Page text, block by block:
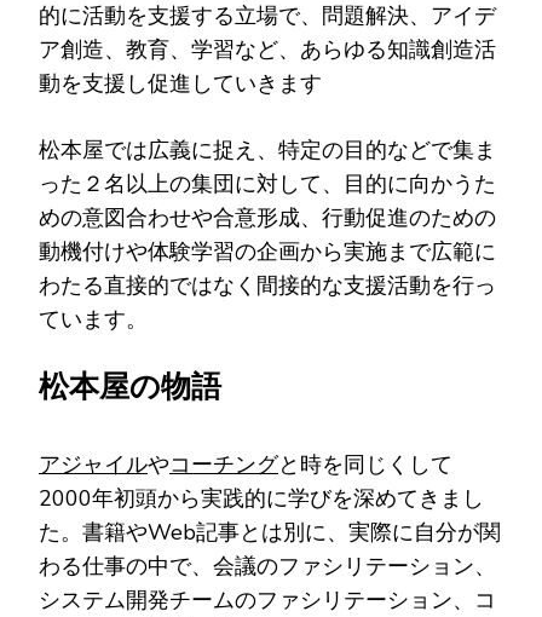
的に活動を支援する立場で、問題解決、アイデ
ア創造、教育、学習など、あらゆる知識創造活
動を支援し促進していきます
松本屋では広義に捉え、特定の目的などで集ま
った２名以上の集団に対して、目的に向かうた
めの意図合わせや合意形成、行動促進のための
動機付けや体験学習の企画から実施まで広範に
わたる直接的ではなく間接的な支援活動を行っ
ています。
松本屋の物語
アジャイルやコーチングと時を同じくして
2000年初頭から実践的に学びを深めてきまし
た。書籍やWeb記事とは別に、実際に自分が関
わる仕事の中で、会議のファシリテーション、
システム開発チームのファシリテーション、コ